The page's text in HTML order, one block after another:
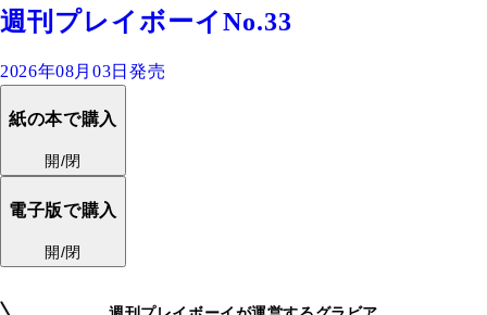
週刊プレイボーイNo.33
2026年08月03日発売
紙の本で購入
開/閉
電子版で購入
開/閉